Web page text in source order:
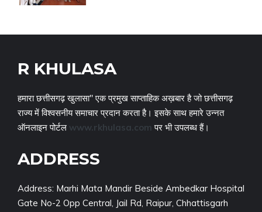
R KHULASA
हमारा छत्तीसगढ़ खुलासा" एक प्रमुख साप्ताहिक अख़बार है जो छत्तीसगढ़
राज्य में विश्वसनीय समाचार प्रदान करता है। इसके साथ हमारे उन्नत
ऑनलाइन पोर्टल www.rkhulasa.com पर भी उपलब्ध हैं।
ADDRESS
Address: Marhi Mata Mandir Beside Ambedkar Hospital
Gate No-2 Opp Central, Jail Rd, Raipur, Chhattisgarh